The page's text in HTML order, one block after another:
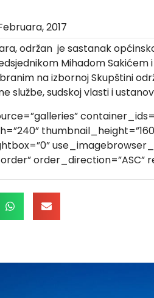
2017
održan je sastanak
Mihadom Sakićem
na izbornoj Skupštini
službe, sudskoj vlasti i
order_direction=”ASC”